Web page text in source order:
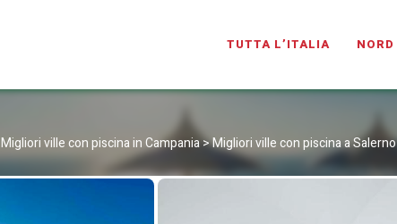
VILLAPISCINA.COM
TUTTA L’ITALIA NORD
Migliori ville con piscina in Campania>Migliori ville con piscina a Salerno